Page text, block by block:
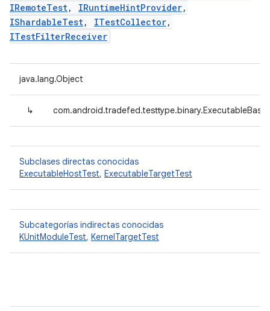
IRemoteTest, IRuntimeHintProvider,
IShardableTest, ITestCollector,
ITestFilterReceiver
java.lang.Object
↳
Subclases directas conocidas
ExecutableHostTest, ExecutableTargetTest
Subcategorías indirectas conocidas
KUnitModuleTest, KernelTargetTest